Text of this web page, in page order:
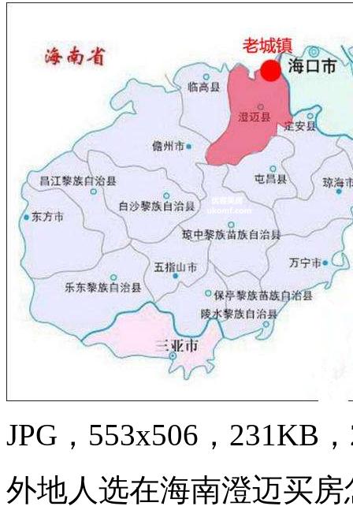
JPG，553x506，231KB
外地人选在海南澄迈买